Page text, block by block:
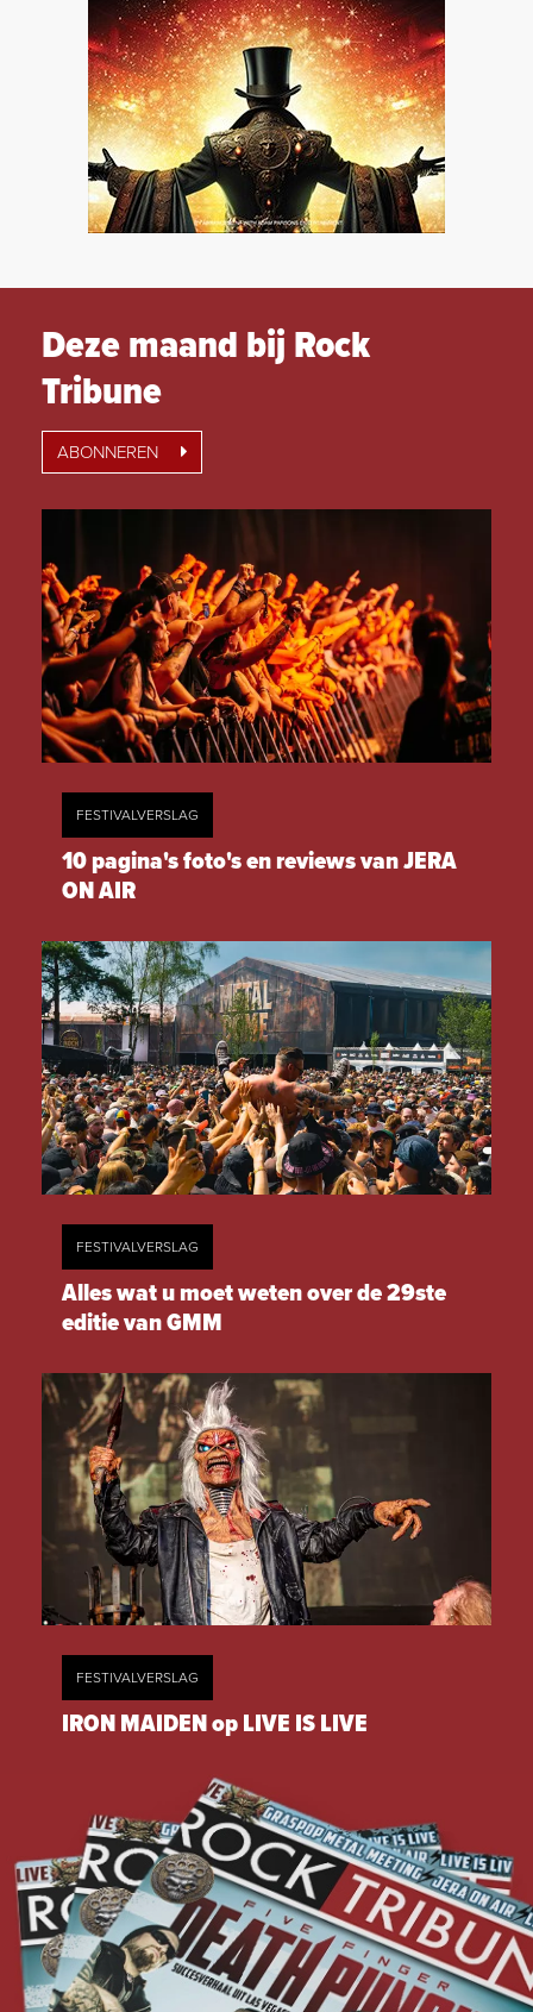
Deze maand bij Rock
Tribune
ABONNEREN
FESTIVALVERSLAG
10 pagina's foto's en reviews van JERA
ON AIR
FESTIVALVERSLAG
Alles wat u moet weten over de 29ste
editie van GMM
FESTIVALVERSLAG
IRON MAIDEN op LIVE IS LIVE